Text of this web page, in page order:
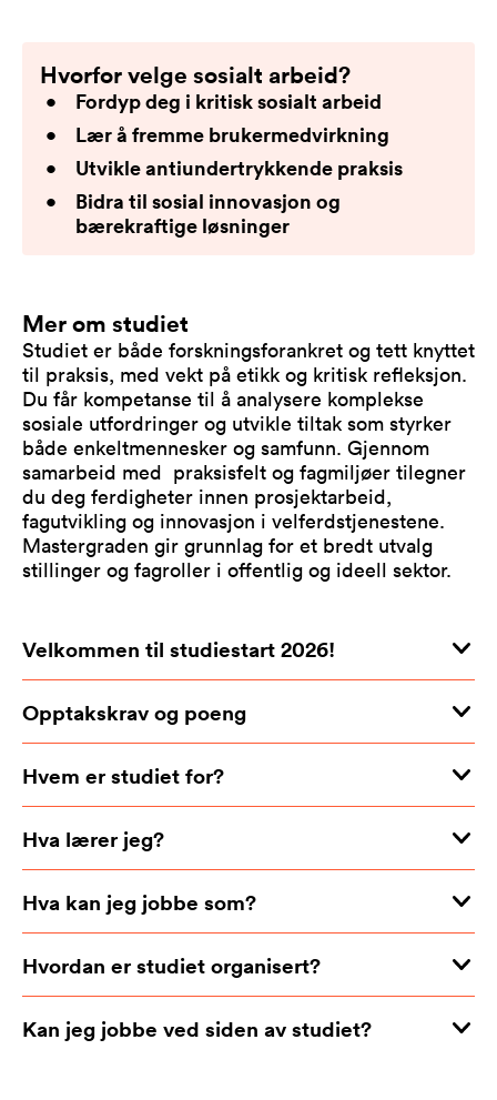
Hvorfor velge sosialt arbeid?
Fordyp deg i kritisk sosialt arbeid
Lær å fremme brukermedvirkning
Utvikle antiundertrykkende praksis
Bidra til sosial innovasjon og
bærekraftige løsninger
Mer om studiet
Studiet er både forskningsforankret og tett knyttet
til praksis, med vekt på etikk og kritisk refleksjon.
Du får kompetanse til å analysere komplekse
sosiale utfordringer og utvikle tiltak som styrker
både enkeltmennesker og samfunn. Gjennom
samarbeid med praksisfelt og fagmiljøer tilegner
du deg ferdigheter innen prosjektarbeid,
fagutvikling og innovasjon i velferdstjenestene.
Mastergraden gir grunnlag for et bredt utvalg
stillinger og fagroller i offentlig og ideell sektor.
Velkommen til studiestart 2026!
Opptakskrav og poeng
Hvem er studiet for?
Hva lærer jeg?
Hva kan jeg jobbe som?
Hvordan er studiet organisert?
Kan jeg jobbe ved siden av studiet?